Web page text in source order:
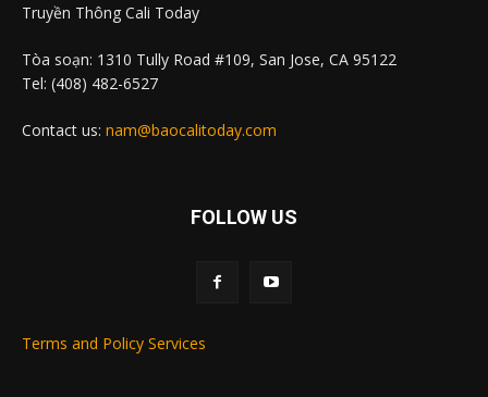
Truyền Thông Cali Today
Tòa soạn: 1310 Tully Road #109, San Jose, CA 95122
Tel: (408) 482-6527
Contact us: nam@baocalitoday.com
FOLLOW US
Terms and Policy Services